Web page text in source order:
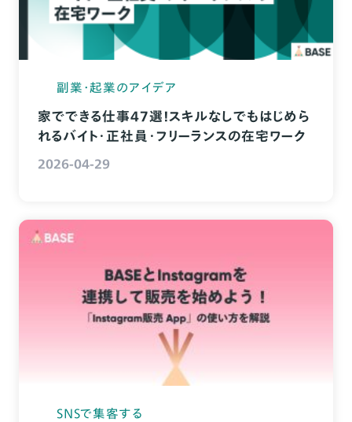
副業・起業のアイデア
家でできる仕事47選！スキルなしでもはじめら
れるバイト・正社員・フリーランスの在宅ワーク
2026-04-29
SNSで集客する